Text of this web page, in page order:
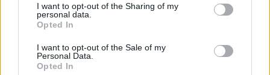
I want to opt-out of the Sharing of my
personal data.
Opted In
I want to opt-out of the Sale of my
Personal Data.
Opted In
ΣΧΕΤΙΚA AΡΘΡΑ